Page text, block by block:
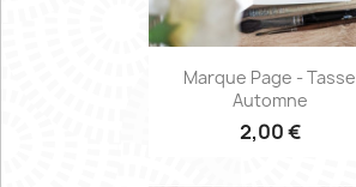
Marque Page - Tasse
Automne
2,00 €